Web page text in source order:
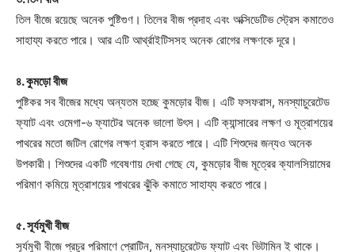
তিল বীজে রয়েছে অনেক পুষ্টিগুণ। তিলের বীজ প্রদাহ এবং অক্সিডেটিভ স্ট্রেস কমাতেও
সাহায্য করতে পারে। আর এটি আর্থ্রাইটিসসহ অনেক রোগের লক্ষণকে দূরে।
৪. কুমড়ো বীজ
পুষ্টিকর সব বীজের মধ্যে অন্যতম হচ্ছে কুমড়োর বীজ। এটি ফসফরাস, মনস্যাচুরেটেড
ফ্যাট এবং ওমেগা-৬ ফ্যাটের অনেক ভালো উৎস। এটি ক্যান্সারের লক্ষণ ও মূত্রাশয়ের
পাথরের মতো জটিল রোগের লক্ষণ হ্রাস করতে পারে। এটি শিশুদের জন্যও অনেক
উপকারী। শিশুদের একটি গবেষণায় দেখা গেছে যে, কুমড়োর বীজ মূত্রের ক্যালসিয়ামের
পরিমাণ কমিয়ে মূত্রাশয়ের পাথরের ঝুঁকি কমাতে সাহায্য করতে পারে।
৫. সূর্যমুখী বীজ
সূর্যমুখী বীজে প্রচুর পরিমাণে প্রোটিন, মনস্যাচুরেটেড ফ্যাট এবং ভিটামিন ই থাকে।